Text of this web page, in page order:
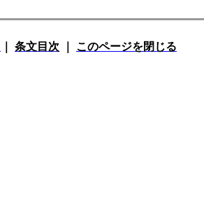
条文目次 このページを閉じる